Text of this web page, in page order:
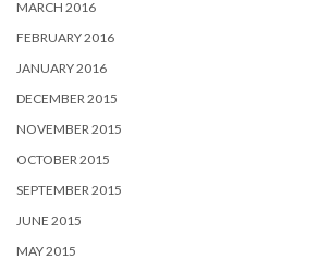
MARCH 2016
FEBRUARY 2016
JANUARY 2016
DECEMBER 2015
NOVEMBER 2015
OCTOBER 2015
SEPTEMBER 2015
JUNE 2015
MAY 2015